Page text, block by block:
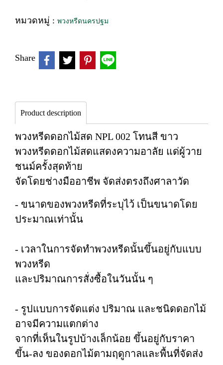
หมวดหมู่ : พวงหรีดนครปฐม
Share
Product description
พวงหรีดดอกไม้สด NPL 002 โทนสี ขาว
พวงหรีดดอกไม้สดแสดงความอาลัย แด่ผู้วาย
ชนม์ครั้งสุดท้าย
จัดโดยช่างมืออาชีพ จัดส่งตรงถึงศาลาวัด
- ขนาดของพวงหรีดที่ระบุไว้ เป็นขนาดโดย
ประมาณเท่านั้น
- เวลาในการจัดทำพวงหรีดนั้นขึ้นอยู่กับแบบ
พวงหรีด
และปริมาณการสั่งซื้อในวันนั้น ๆ
- รูปแบบการจัดแต่ง ปริมาณ และชนิดดอกไม้
อาจมีความแตกต่าง
จากที่เห็นในรูปบ้างเล็กน้อย ขึ้นอยู่กับราคา
ขึ้น-ลง ของดอกไม้ตามฤดูกาลและพื้นที่จัดส่ง